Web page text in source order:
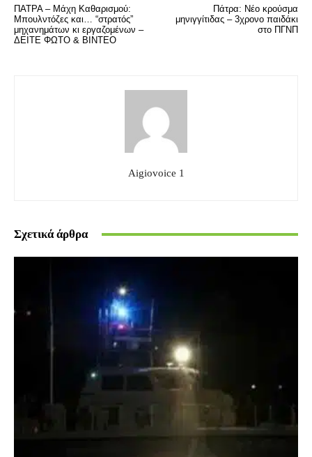
ΠΑΤΡΑ – Μάχη Καθαρισμού:
Μπουλντόζες και… “στρατός”
μηχανημάτων κι εργαζομένων –
ΔΕΙΤΕ ΦΩΤΟ & ΒΙΝΤΕΟ
Πάτρα: Νέο κρούσμα
μηνιγγίτιδας – 3χρονο παιδάκι
στο ΠΓΝΠ
Aigiovoice 1
Σχετικά άρθρα